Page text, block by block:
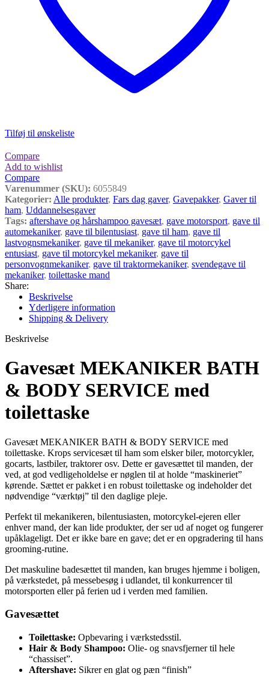
Tilføj til ønskeliste
Compare
Add to wishlist
Compare
Varenummer (SKU): 6055849
Kategorier: Alle produkter, Fars dag gaver, Gavepakker, Gaver til
ham, Uddannelsesgaver
Tags: aftershave og hårshampoo gavesæt, gave motorsport, gave til
automekaniker, gave til bilentusiast, gave til ham, gave til
lastvognsmekaniker, gave til mekaniker, gave til motorcykel
entusiast, gave til motorcykel mekaniker, gave til
personvognmekaniker, gave til traktormekaniker, svendegave til
mekaniker, toilettaske mand
Share:
Beskrivelse
Yderligere information
Shipping & Delivery
Beskrivelse
Gavesæt MEKANIKER BATH
& BODY SERVICE med
toilettaske
Gavesæt MEKANIKER BATH & BODY SERVICE med
toilettaske. Krops servicesæt til ham som elsker biler, motorcykler,
gocarts, lastbiler, traktorer osv. Dette er gavesættet til manden, der
ved, at god vedligeholdelse er nøglen til at holde “maskineriet”
kørende. Sættet er pakket i en robust toilettaske og indeholder det
nødvendige “værktøj” til den daglige pleje.
Perfekt til mekanikeren, bilentusiasten, motorcykel-ejeren eller
enhver mand, der kan lide produkter, der ser ud af noget og fungerer
upåklageligt. Det er ikke bare en gave; det er en opgradering til hans
grooming-rutine.
Det maskuline badesættet til manden, kan bruges hjemme i boligen,
på værkstedet, på messebesøg i udlandet, til konkurrencer til
motorsporten eller på ferien ud i verden med familien.
Gavesættet
Toilettaske: Opbevaring i værkstedsstil.
Hair & Body Shampoo: Olie- og snavsfjerner til hele
“chassiset”.
Aftershave: Sikrer en glat og pæn “finish”